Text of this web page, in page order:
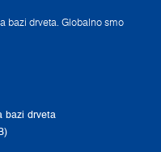
bazi drveta. Globalno smo
bazi drveta